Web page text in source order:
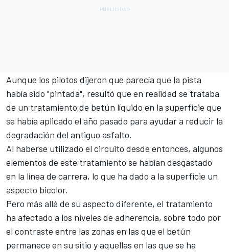
Aunque los pilotos dijeron que parecía que la pista
había sido "pintada", resultó que en realidad se trataba
de un tratamiento de betún líquido en la superficie que
se había aplicado el año pasado para ayudar a reducir la
degradación del antiguo asfalto.
Al haberse utilizado el circuito desde entonces, algunos
elementos de este tratamiento se habían desgastado
en la línea de carrera, lo que ha dado a la superficie un
aspecto bicolor.
Pero más allá de su aspecto diferente, el tratamiento
ha afectado a los niveles de adherencia, sobre todo por
el contraste entre las zonas en las que el betún
permanece en su sitio y aquellas en las que se ha